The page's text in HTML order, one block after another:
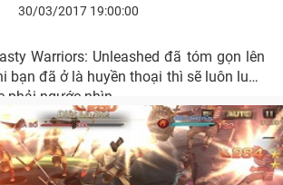
30/03/2017 19:00:00
Warriors: Unleashed đã tóm gọn lên
bạn đã ở là huyền thoại thì sẽ luôn luôn
phải ngước nhìn